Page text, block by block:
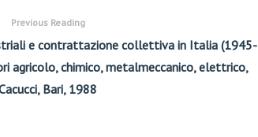
Previous Reading
e contrattazione collettiva in Italia (1945-
agricolo, chimico, metalmeccanico, elettrico,
Bari, 1988